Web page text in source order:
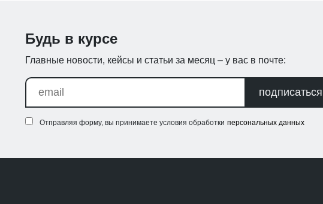
Будь в курсе
Главные новости, кейсы и статьи за месяц – у вас в почте:
подписаться
Отправляя форму, вы принимаете условия обработки персональных данных